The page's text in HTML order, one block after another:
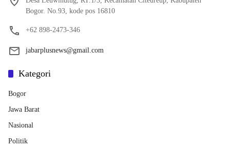
Bogor. No.93, kode pos 16810
+62 898-2473-346
jabarplusnews@gmail.com
Kategori
Bogor
Jawa Barat
Nasional
Politik